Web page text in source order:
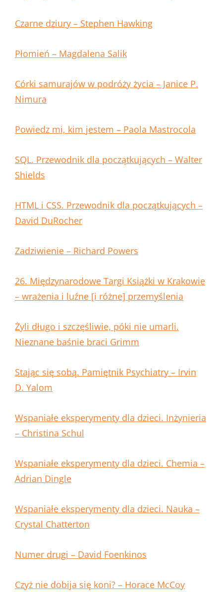
Czarne dziury – Stephen Hawking
Płomień – Magdalena Salik
Córki samurajów w podróży życia – Janice P.
Nimura
Powiedz mi, kim jestem – Paola Mastrocola
SQL. Przewodnik dla początkujących – Walter
Shields
HTML i CSS. Przewodnik dla początkujących –
David DuRocher
Zadziwienie – Richard Powers
26. Międzynarodowe Targi Książki w Krakowie
– wrażenia i luźne [i różne] przemyślenia
Żyli długo i szczęśliwie, póki nie umarli.
Nieznane baśnie braci Grimm
Stając się sobą. Pamiętnik Psychiatry – Irvin
D. Yalom
Wspaniałe eksperymenty dla dzieci. Inżynieria
– Christina Schul
Wspaniałe eksperymenty dla dzieci. Chemia –
Adrian Dingle
Wspaniałe eksperymenty dla dzieci. Nauka –
Crystal Chatterton
Numer drugi – David Foenkinos
Czyż nie dobija się koni? – Horace McCoy